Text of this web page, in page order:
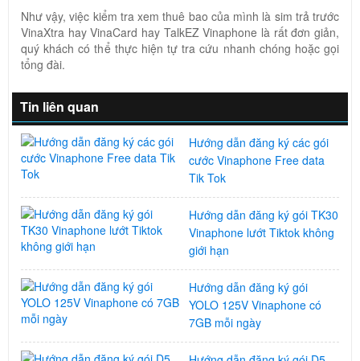
Như vậy, việc kiểm tra xem thuê bao của mình là sim trả trước
VinaXtra hay VinaCard hay TalkEZ Vinaphone là rất đơn giản,
quý khách có thể thực hiện tự tra cứu nhanh chóng hoặc gọi
tổng đài.
Tin liên quan
Hướng dẫn đăng ký các gói
cước Vinaphone Free data
Tik Tok
Hướng dẫn đăng ký gói TK30
Vinaphone lướt Tiktok không
giới hạn
Hướng dẫn đăng ký gói
YOLO 125V Vinaphone có
7GB mỗi ngày